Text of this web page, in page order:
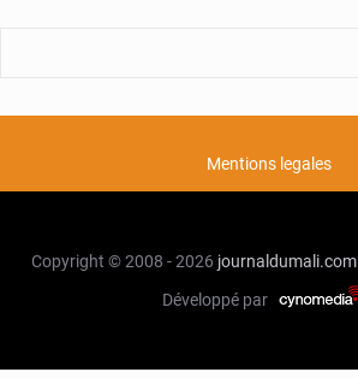
Mentions legales
Copyright © 2008 - 2026 journaldumali.com
Développé par